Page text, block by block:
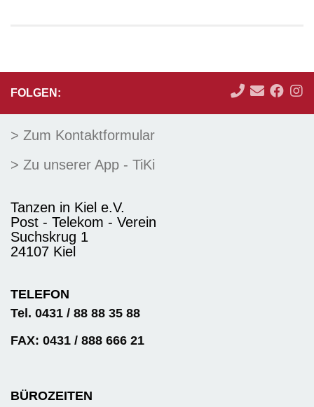
FOLGEN:
> Zum Kontaktformular
> Zu unserer App - TiKi
Tanzen in Kiel e.V.
Post - Telekom - Verein
Suchskrug 1
24107 Kiel
TELEFON
Tel. 0431 / 88 88 35 88
FAX: 0431 / 888 666 21
BÜROZEITEN